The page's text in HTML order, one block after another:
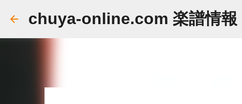
chuya-online.com 楽譜情報